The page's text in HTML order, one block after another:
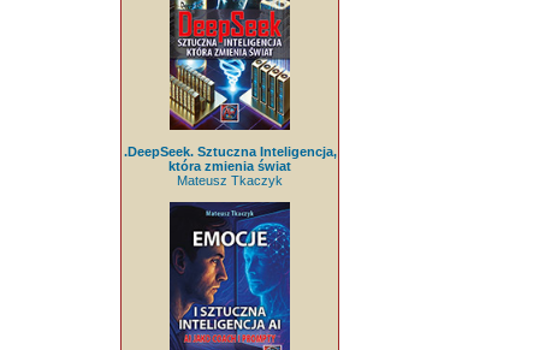
.DeepSeek. Sztuczna Inteligencja,
która zmienia świat
Mateusz Tkaczyk